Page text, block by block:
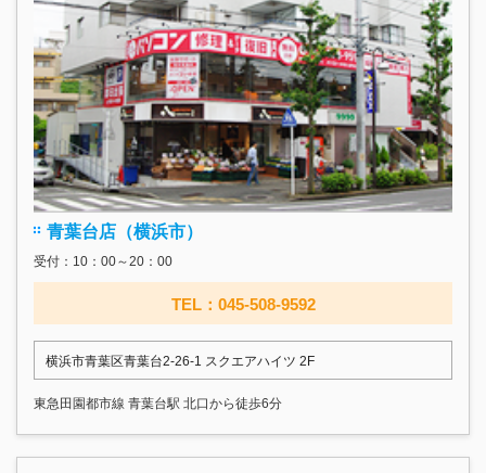
青葉台店（横浜市）
受付：10：00～20：00
TEL：045-508-9592
横浜市青葉区青葉台2-26-1 スクエアハイツ 2F
東急田園都市線 青葉台駅 北口から徒歩6分